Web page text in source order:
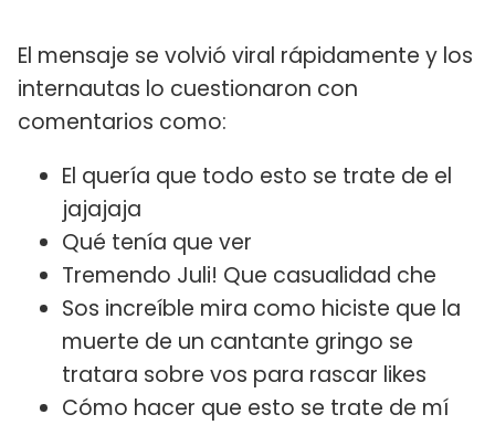
El mensaje se volvió viral rápidamente y los
internautas lo cuestionaron con
comentarios como:
El quería que todo esto se trate de el
jajajaja
Qué tenía que ver
Tremendo Juli! Que casualidad che
Sos increíble mira como hiciste que la
muerte de un cantante gringo se
tratara sobre vos para rascar likes
Cómo hacer que esto se trate de mí